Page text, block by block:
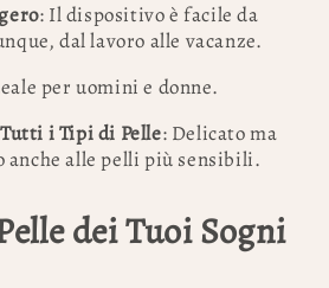
: Il dispositivo è facile da
dal lavoro alle vacanze.
per uomini e donne.
i Tipi di Pelle: Delicato ma
anche alle pelli più sensibili.
dei Tuoi Sogni